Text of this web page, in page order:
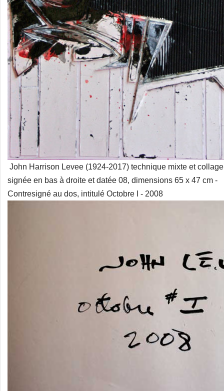
John Harrison Levee (1924-2017) technique mixte et
signée en bas à droite et datée 08, dimensions 65 x 47 cm -
Contresigné au dos, intitulé Octobre I - 2008